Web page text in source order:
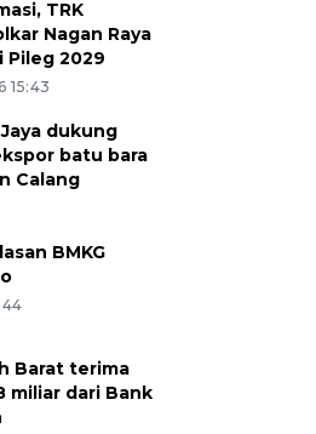
TRK
Nagan Raya
Pileg 2029
15:43
dukung
batu bara
Calang
BMKG
Barat terima
miliar dari Bank